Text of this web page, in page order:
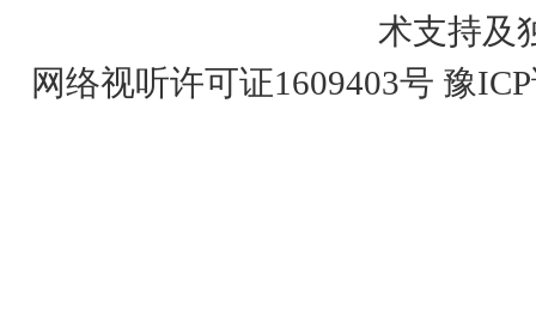
术支持及
网络视听许可证1609403号 豫